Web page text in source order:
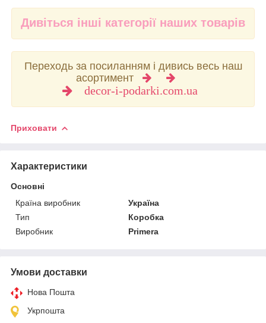
Переходь за посиланням і дивись весь наш
асортимент
decor-i-podarki.com.ua
Дивіться інші категорії наших товарів
Приховати
Характеристики
Основні
Країна виробник
Україна
Тип
Коробка
Виробник
Primera
Умови доставки
Нова Пошта
Укрпошта